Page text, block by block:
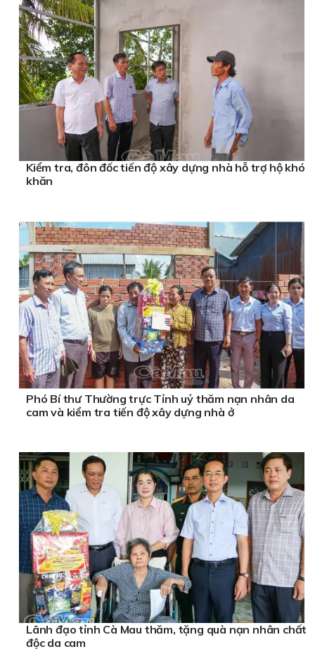
Kiểm tra, đôn đốc tiến độ xây dựng nhà hỗ trợ hộ khó
khăn
Phó Bí thư Thường trực Tỉnh uỷ thăm nạn nhân da
cam và kiểm tra tiến độ xây dựng nhà ở
Lãnh đạo tỉnh Cà Mau thăm, tặng quà nạn nhân chất
độc da cam